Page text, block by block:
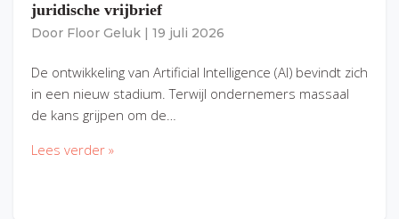
juridische vrijbrief
Door Floor Geluk 19 juli 2026
De ontwikkeling van Artificial Intelligence (AI) bevindt zich
in een nieuw stadium. Terwijl ondernemers massaal
de kans grijpen om de…
Lees verder »